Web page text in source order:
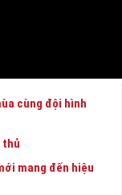
cùng đội hình
thủ
mang đến hiệu